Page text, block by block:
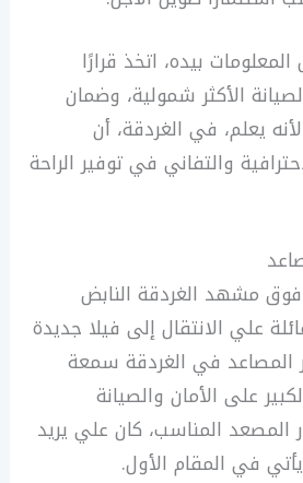
بيده، اتخذ قرارًا
الأكثر شمولية، وضمان
يعلم، في الغردقة، أن
والتفاني في توفير الراحة
مشهد الغردقة النابض
علي الانتقال إلى فيلا جديدة
في الغردقة سمعة
على الأمان والصيانة
المصعد المناسب، كان علي يريد
في المقام الأول.